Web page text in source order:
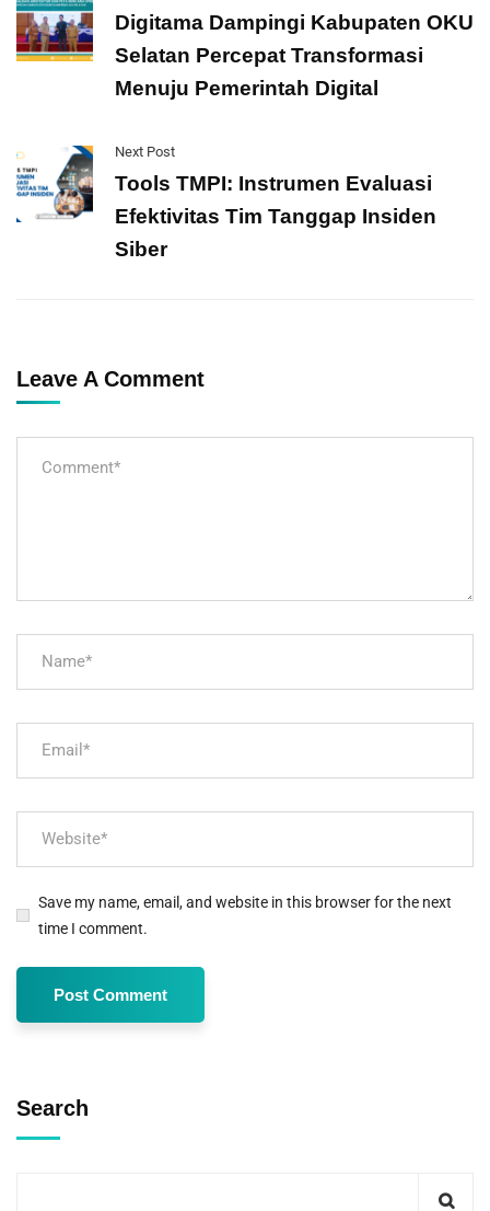
Digitama Dampingi Kabupaten OKU
Selatan Percepat Transformasi
Menuju Pemerintah Digital
Next Post
Tools TMPI: Instrumen Evaluasi
Efektivitas Tim Tanggap Insiden
Siber
Leave A Comment
Save my name, email, and website in this browser for the next
time I comment.
Search